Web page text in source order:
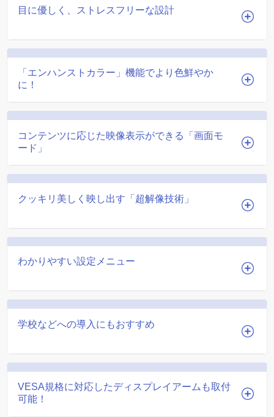
目に優しく、ストレスフリーな設計
「エンハンストカラー」機能でより色鮮やか
に！
コンテンツに応じた映像表示ができる「画面モ
ード」
クッキリ美しく映し出す「超解像技術」
わかりやすい設定メニュー
学校などへの導入にもおすすめ
VESA規格に対応したディスプレイアームも取付
可能！